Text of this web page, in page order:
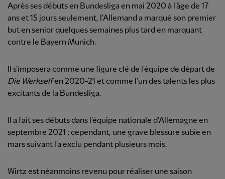
Après ses débuts en Bundesliga en mai 2020 à l'âge de 17
ans et 15 jours seulement, l'Allemand a marqué son premier
but en senior quelques semaines plus tard en marquant
contre le Bayern Munich.
Il s'imposera comme une figure clé de l'équipe de départ de
Die Werkselfen 2020-21 et comme l'un des talents les plus
excitants de la Bundesliga.
Il a fait ses débuts dans l'équipe nationale d'Allemagne en
septembre 2021 ; cependant, une grave blessure subie en
mars suivant l'a exclu pendant plusieurs mois.
Wirtz est néanmoins revenu pour réaliser une saison